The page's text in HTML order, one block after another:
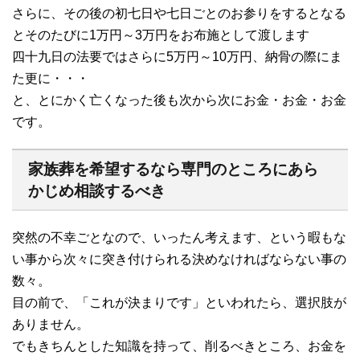
さらに、その後の初七日や七日ごとのお参りをするとなる
とそのたびに1万円～3万円をお布施として渡します
四十九日の法要ではさらに5万円～10万円、納骨の際にま
た更に・・・
と、とにかく亡くなった後も次から次にお金・お金・お金
です。
家族葬を希望するなら専門のところにあら
かじめ相談するべき
突然の不幸ごとなので、いったん考えます、という暇もな
い事から次々に突き付けられる決めなければならない事の
数々。
目の前で、「これが決まりです」といわれたら、選択肢が
ありません。
でもきちんとした知識を持って、削るべきところ、お金を